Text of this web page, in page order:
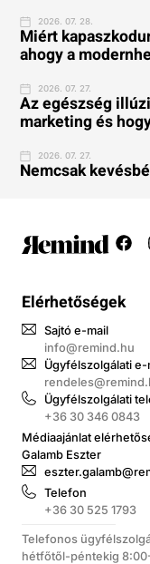
2026. 07. 28.
Miért
ahogy a
2026. 07. 27.
Az egészség
marketing és
2026. 07. 27.
Nemcsak
Elérhetőségek
Sajtó e-mail
info@remind.hu
Ügyfélszolgálati e-
Ügyfélszolgálati
+36 30 346 0843
Médiaajánlat
Galamb Eszter
Telefon
+36 30 525 1793
Telefonos
hétfőtől-péntekig